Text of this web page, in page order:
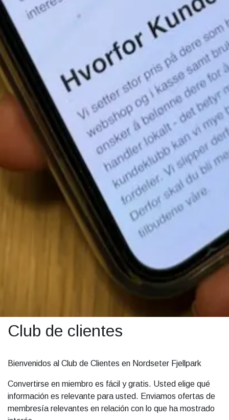
Club de clientes
Bienvenidos al Club de Clientes en Nordseter Fjellpark
Convertirse en miembro es fácil y gratis. Usted elige qué
información es relevante para usted. Enviamos ofertas de
membresía relevantes en relación con lo que ha mostrado